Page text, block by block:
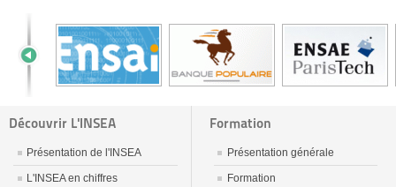
Découvrir L'INSEA
Présentation de l'INSEA
L'INSEA en chiffres
Formation
Présentation générale
Formation